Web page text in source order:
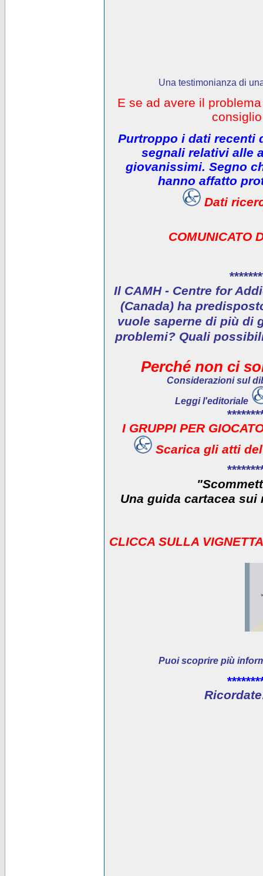
Una testimonianza di
E se ad avere il
Purtroppo i dati recenti
segnali relativi alle
giovanissimi. Segno
hanno affatto
Dati
COMUNICATO
Il CAMH - Centre for
(Canada) ha
vuole saperne di più di
problemi? Quali
Perché non ci
Considerazioni sul
Leggi l'editoriale
I GRUPPI PER
Scarica gli atti
Una guida cartacea
CLICCA SULLA
Puoi scoprire più